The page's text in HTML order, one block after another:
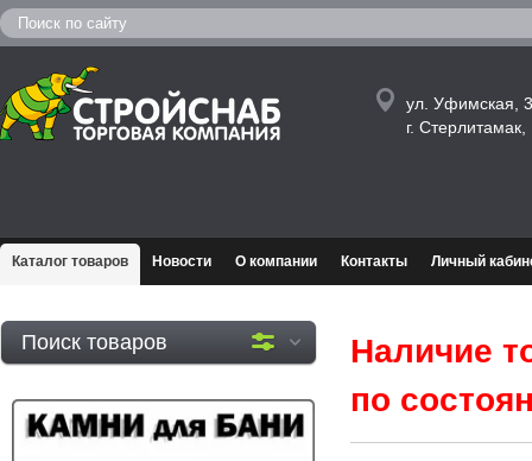
ул. Уфимская,
г.
Каталог товаров Новости О компании Контакты Личный
Поиск товаров
Наличие
по